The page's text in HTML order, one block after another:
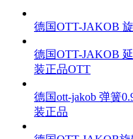
德国OTT-JAKOB
德国OTT-JAKOB
装正品OTT
德国ott-jakob 弹簧
装正品